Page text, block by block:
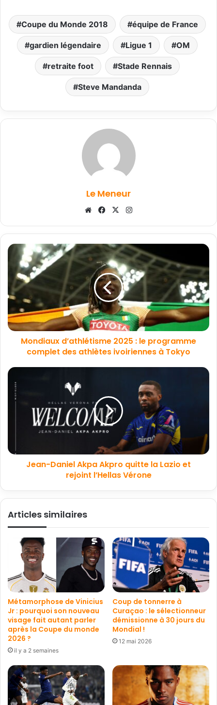
Coupe du Monde 2018 équipe de France
gardien légendaire Ligue 1 OM
retraite foot Stade Rennais
Steve Mandanda
Le Meneur
WebsiteFacebook
X
Mondiaux d’athlétisme 2025 : le programme
complet des athlètes ivoiriennes à Tokyo
Jean-Daniel Akpa Akpro quitte la Lazio et
rejoint l’Hellas Vérone
Articles similaires
Métamorphose de Vinicius
Jr : pourquoi son nouveau
visage fait autant parler
après la Coupe du monde
2026 ?
il y a 2 semaines
Coup de tonnerre à
Curaçao : le sélectionneur
démissionne à 30 jours du
Mondial !
12 mai 2026